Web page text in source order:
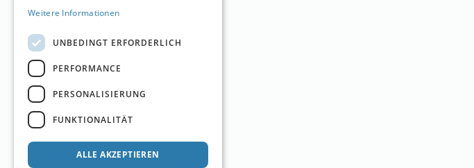
Weitere Informationen
UNBEDINGT ERFORDERLICH
PERFORMANCE
PERSONALISIERUNG
FUNKTIONALITÄT
ALLE AKZEPTIEREN